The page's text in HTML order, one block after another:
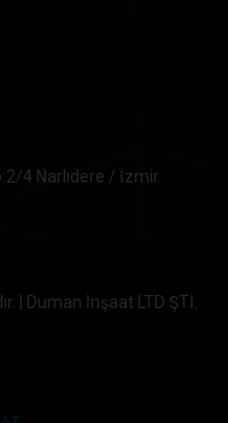
4 Narlıdere / İzmir
| Duman İnşaat LTD ŞTİ.